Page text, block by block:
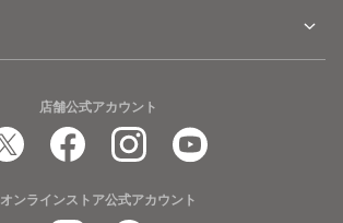
店舗公式アカウント
オンラインストア公式アカウント